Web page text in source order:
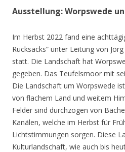
Ausstellung: Worpswede
Im Herbst 2022 fand eine
Rucksacks“ unter Leitung von
statt. Die Landschaft hat
gegeben. Das Teufelsmoor mit
Die Landschaft um Worpswede
von flachem Land und weitem
Felder sind durchzogen von
Kanälen, welche im Herbst für
Lichtstimmungen sorgen. Diese
Kulturlandschaft, wie auch bis